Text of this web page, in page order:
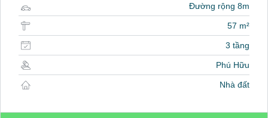
Đường rộng 8m
57 m²
3 tầng
Phú Hữu
Nhà đất